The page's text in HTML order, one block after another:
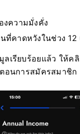
ความมั่งคั่ง
ที่คาดหวังในช่วง 12
เรียบร้อยแล้ว ให้ค
อนการสมัครสมาชิก